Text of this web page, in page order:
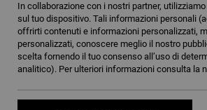
In collaborazione con i nostri partner,
sul tuo dispositivo. Tali informazioni personali
offrirti contenuti e informazioni personalizzati,
personalizzati, conoscere meglio il nostro
scelta fornendo il tuo consenso all’uso di
analitico). Per ulteriori informazioni consulta la